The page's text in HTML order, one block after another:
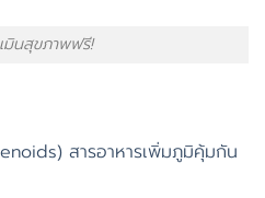
มินสุขภาพฟรี!
สารอาหารเพิ่มภูมิคุ้มกัน